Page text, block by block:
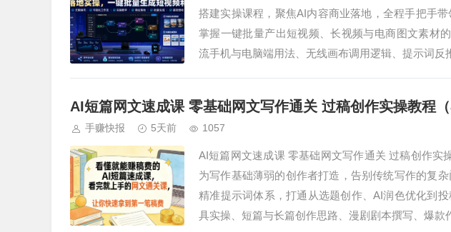
搭建实操课程，聚焦AI内容商业落地，全程手把手
掌握一键批量产出短视频、长视频与电商图文素材
流手机与电脑端用法、无线画布调用逻辑、提示词反
AI短篇网文速成课 零基础网文写作通关 过稿创作实操教程（
手赚快报 5天前 1057
AI短篇网文速成课 零基础网文写作通关 过稿创作实
为写作基础薄弱的创作者打造，告别传统写作的复
精准提示词体系，打通从选题创作、AI润色优化到
具实操、短篇与长篇创作思路、漫剧剧本撰写、爆款